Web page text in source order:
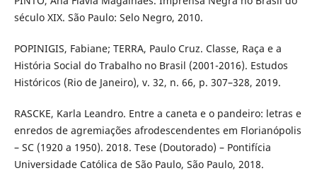
século XIX. São Paulo: Selo Negro, 2010.
POPINIGIS, Fabiane; TERRA, Paulo Cruz. Classe, Raça e a
História Social do Trabalho no Brasil (2001-2016). Estudos
Históricos (Rio de Janeiro), v. 32, n. 66, p. 307–328, 2019.
RASCKE, Karla Leandro. Entre a caneta e o pandeiro: letras e
enredos de agremiações afrodescendentes em Florianópolis
– SC (1920 a 1950). 2018. Tese (Doutorado) – Pontifícia
Universidade Católica de São Paulo, São Paulo, 2018.